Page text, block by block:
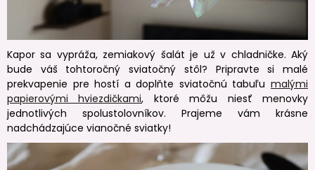
Kapor sa vypráža, zemiakový šalát je už v chladničke. Aký
bude váš tohtoročný sviatočný stôl? Pripravte si malé
prekvapenie pre hostí a doplňte sviatočnú tabuľu malými
papierovými hviezdičkami, ktoré môžu niesť menovky
jednotlivých spolustolovníkov. Prajeme vám krásne
nadchádzajúce vianočné sviatky!